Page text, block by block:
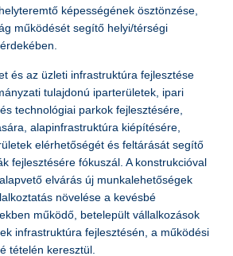
képességének ösztönzése,
működését segítő helyi/térségi
és az üzleti infrastruktúra fejlesztése
tulajdonú iparterületek, ipari
technológiai parkok fejlesztésére,
alapinfrastruktúra kiépítésére,
elérhetőségét és feltárását segítő
fejlesztésére fókuszál. A konstrukcióval
elvárás új munkalehetőségek
növelése a kevésbé
működő, betelepült vállalkozások
infrastruktúra fejlesztésén, a működési
tételén keresztül.